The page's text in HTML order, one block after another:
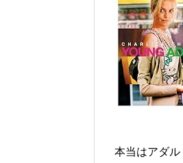
本当はアダ